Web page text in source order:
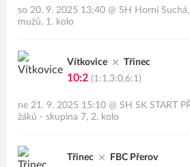
so 20. 9. 2025 13:40 @ SH Horní Suchá,
mužů, 1. kolo
Vítkovice Třinec
10:2 (1:1,3:0,6:1)
ne 21. 9. 2025 15:10 @ SH SK START
žáků - skupina 7, 2. kolo
Třinec FBC Přerov